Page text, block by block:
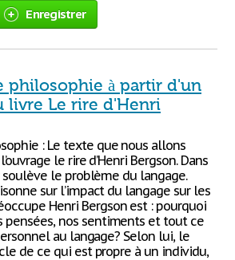
Enregistrer
philosophie à partir d'un
livre Le rire d'Henri
: Le texte que nous allons
le rire d’Henri Bergson. Dans
soulève le problème du langage.
sur l’impact du langage sur les
Henri Bergson est : pourquoi
pensées, nos sentiments et tout ce
au langage? Selon lui, le
de ce qui est propre à un individu,